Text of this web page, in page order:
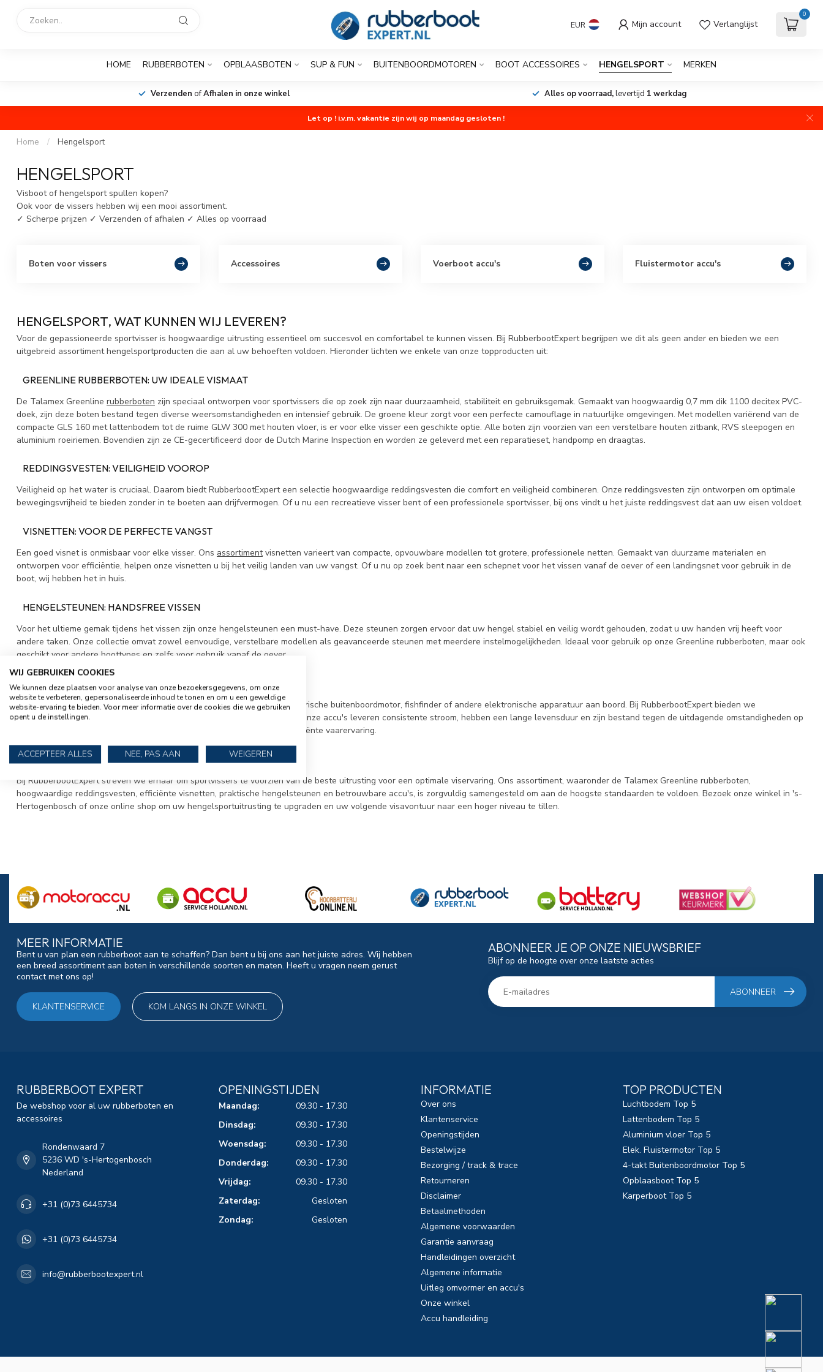
EUR Mijn account Verlanglijst
0
HOME RUBBERBOTEN OPBLAASBOTEN SUP & FUN BUITENBOORDMOTOREN BOOT ACCESSOIRES HENGELSPORT MERKEN
Verzenden ofAfhalen in onze winkel Alles op voorraad,levertijd 1 werkdag
Let op ! i.v.m. vakantie zijn wij op maandag gesloten !
Home / Hengelsport
HENGELSPORT
Visboot of hengelsport spullen kopen?
Ook voor de vissers hebben wij een mooi assortiment.
✓ Scherpe prijzen ✓ Verzenden of afhalen ✓ Alles op voorraad
Boten voor vissers Accessoires Voerboot accu's Fluistermotor accu's
HENGELSPORT, WAT KUNNEN WIJ LEVEREN?
Voor de gepassioneerde sportvisser is hoogwaardige uitrusting essentieel om succesvol en comfortabel te kunnen vissen. Bij RubberbootExpert begrijpen we dit als geen ander en bieden we een
uitgebreid assortiment hengelsportproducten die aan al uw behoeften voldoen. Hieronder lichten we enkele van onze topproducten uit:
GREENLINE RUBBERBOTEN: UW IDEALE VISMAAT
De Talamex Greenline rubberboten zijn speciaal ontworpen voor sportvissers die op zoek zijn naar duurzaamheid, stabiliteit en gebruiksgemak. Gemaakt van hoogwaardig 0,7 mm dik 1100 decitex PVC-
doek, zijn deze boten bestand tegen diverse weersomstandigheden en intensief gebruik. De groene kleur zorgt voor een perfecte camouflage in natuurlijke omgevingen. Met modellen variërend van de
compacte GLS 160 met lattenbodem tot de ruime GLW 300 met houten vloer, is er voor elke visser een geschikte optie. Alle boten zijn voorzien van een verstelbare houten zitbank, RVS sleepogen en
aluminium roeiriemen. Bovendien zijn ze CE-gecertificeerd door de Dutch Marine Inspection en worden ze geleverd met een reparatieset, handpomp en draagtas.
REDDINGSVESTEN: VEILIGHEID VOOROP
Veiligheid op het water is cruciaal. Daarom biedt RubberbootExpert een selectie hoogwaardige reddingsvesten die comfort en veiligheid combineren. Onze reddingsvesten zijn ontworpen om optimale
bewegingsvrijheid te bieden zonder in te boeten aan drijfvermogen. Of u nu een recreatieve visser bent of een professionele sportvisser, bij ons vindt u het juiste reddingsvest dat aan uw eisen voldoet.
VISNETTEN: VOOR DE PERFECTE VANGST
Een goed visnet is onmisbaar voor elke visser. Ons assortimentvisnetten varieert van compacte, opvouwbare modellen tot grotere, professionele netten. Gemaakt van duurzame materialen en
ontworpen voor efficiëntie, helpen onze visnetten u bij het veilig landen van uw vangst. Of u nu op zoek bent naar een schepnet voor het vissen vanaf de oever of een landingsnet voor gebruik in de
boot, wij hebben het in huis.
HENGELSTEUNEN: HANDSFREE VISSEN
Voor het ultieme gemak tijdens het vissen zijn onze hengelsteunen een must-have. Deze steunen zorgen ervoor dat uw hengel stabiel en veilig wordt gehouden, zodat u uw handen vrij heeft voor
andere taken. Onze collectie omvat zowel eenvoudige, verstelbare modellen als geavanceerde steunen met meerdere instelmogelijkheden. Ideaal voor gebruik op onze Greenline rubberboten, maar ook
geschikt voor andere boottypes en zelfs voor gebruik vanaf de oever.
ACCU'S: KRACHT EN BETROUWBAARHEID
Een betrouwbare energiebron is essentieel voor het voeden van uw elektrische buitenboordmotor, fishfinder of andere elektronische apparatuur aan boord. Bij RubberbootExpert bieden we
hoogwaardigeaccu's
die speciaal zijn ontworpen voor maritiem gebruik. Onze accu's leveren consistente stroom, hebben een lange levensduur en zijn bestand tegen de uitdagende omstandigheden op
het water. Combineer ze met onze fluistermotoren voor een stille en efficiënte vaarervaring.
CONCLUSIE
Bij RubberbootExpert streven we ernaar om sportvissers te voorzien van de beste uitrusting voor een optimale viservaring. Ons assortiment, waaronder de Talamex Greenline rubberboten,
hoogwaardige reddingsvesten, efficiënte visnetten, praktische hengelsteunen en betrouwbare accu's, is zorgvuldig samengesteld om aan de hoogste standaarden te voldoen. Bezoek onze winkel in 's-
Hertogenbosch of onze online shop om uw hengelsportuitrusting te upgraden en uw volgende visavontuur naar een hoger niveau te tillen.
MEER INFORMATIE
Bent u van plan een rubberboot aan te schaffen? Dan bent u bij ons aan het juiste adres. Wij hebben
een breed assortiment aan boten in verschillende soorten en maten. Heeft u vragen neem gerust
contact met ons op!
KLANTENSERVICE KOM LANGS IN ONZE WINKEL
ABONNEER JE OP ONZE NIEUWSBRIEF
Blijf op de hoogte over onze laatste acties
ABONNEER
RUBBERBOOT EXPERT
De webshop voor al uw rubberboten en
accessoires
Rondenwaard 7
5236 WD 's-Hertogenbosch
Nederland
+31 (0)73 6445734
+31 (0)73 6445734
info@rubberbootexpert.nl
OPENINGSTIJDEN
Maandag:
09.30 - 17.30
Dinsdag:
09.30 - 17.30
Woensdag:
09.30 - 17.30
Donderdag:
09.30 - 17.30
Vrijdag:
09.30 - 17.30
Zaterdag:
Gesloten
Zondag:
Gesloten
INFORMATIE
Over ons
Klantenservice
Openingstijden
Bestelwijze
Bezorging / track & trace
Retourneren
Disclaimer
Betaalmethoden
Algemene voorwaarden
Garantie aanvraag
Handleidingen overzicht
Algemene informatie
Uitleg omvormer en accu's
Onze winkel
Accu handleiding
TOP PRODUCTEN
Luchtbodem Top 5
Lattenbodem Top 5
Aluminium vloer Top 5
Elek. Fluistermotor Top 5
4-takt Buitenboordmotor Top 5
Opblaasboot Top 5
Karperboot Top 5
WIJ GEBRUIKEN COOKIES
We kunnen deze plaatsen voor analyse van onze bezoekersgegevens, om onze
website te verbeteren, gepersonaliseerde inhoud te tonen en om u een geweldige
website-ervaring te bieden. Voor meer informatie over de cookies die we gebruiken
opent u de instellingen.
ACCEPTEER ALLES NEE, PAS AAN WEIGEREN